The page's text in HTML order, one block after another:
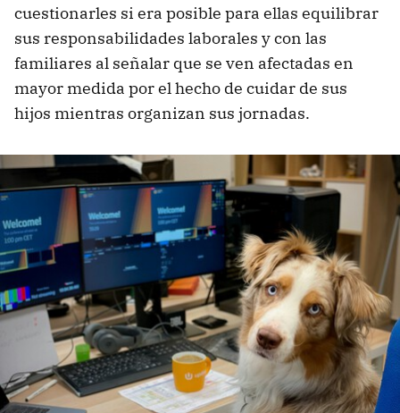
cuestionarles si era posible para ellas equilibrar
sus responsabilidades laborales y con las
familiares al señalar que se ven afectadas en
mayor medida por el hecho de cuidar de sus
hijos mientras organizan sus jornadas.